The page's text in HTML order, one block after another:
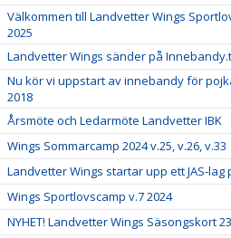
Välkommen till Landvetter Wings
2025
Landvetter Wings sänder på
Nu kör vi uppstart av innebandy för
2018
Årsmöte och Ledarmöte Landvetter IBK
Wings Sommarcamp 2024 v.25, v.26, v.33
Landvetter Wings startar upp ett JAS-lag
Wings Sportlovscamp v.7 2024
NYHET! Landvetter Wings Säsongskort